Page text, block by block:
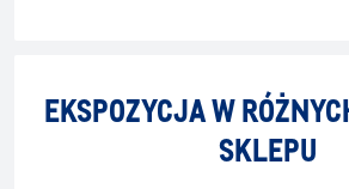
EKSPOZYCJA W
SKLEPU